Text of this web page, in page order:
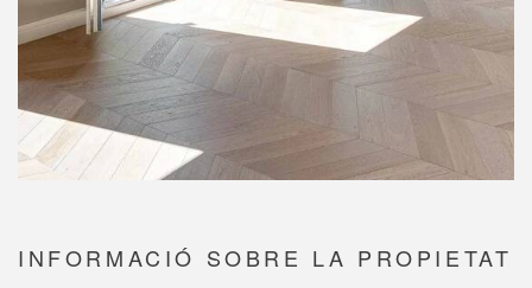
INFORMACIÓ SOBRE LA PROPIETAT